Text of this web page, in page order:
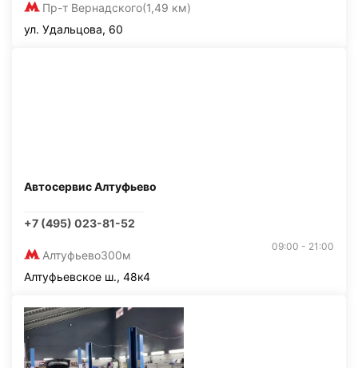
Пр-т Вернадского(1,49 км)
ул. Удальцова, 60
Автосервис Алтуфьево
+7 (495) 023-81-52
Алтуфьево300м
09:00 - 21:00
Алтуфьевское ш., 48к4